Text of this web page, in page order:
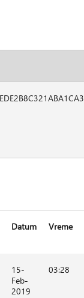
Datum Vreme
15-
Feb-
2019
03:28